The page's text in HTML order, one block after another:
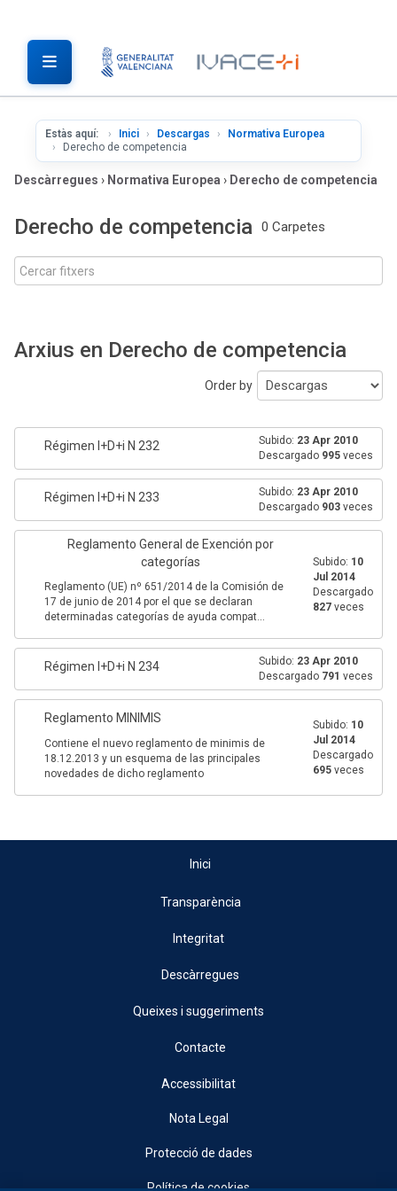
Estàs aquí: Inici Descargas
Normativa Europea
Derecho de competencia
Descàrregues › Normativa Europea › Derecho de competencia
Derecho de competencia 0 Carpetes
Arxius en Derecho de competencia
Order by
Régimen I+D+i N 232 Subido: 23 Apr 2010
Descargado 995 veces
Régimen I+D+i N 233 Subido: 23 Apr 2010
Descargado 903 veces
Reglamento General de Exención por
categorías
Reglamento (UE) nº 651/2014 de la Comisión de
17 de junio de 2014 por el que se declaran
determinadas categorías de ayuda compat...
Subido: 10
Jul 2014
Descargado
827 veces
Régimen I+D+i N 234 Subido: 23 Apr 2010
Descargado 791 veces
Reglamento MINIMIS
Contiene el nuevo reglamento de minimis de
18.12.2013 y un esquema de las principales
novedades de dicho reglamento
Subido: 10
Jul 2014
Descargado
695 veces
Inici
Transparència
Integritat
Descàrregues
Queixes i suggeriments
Contacte
Accessibilitat
Nota Legal
Protecció de dades
Política de cookies